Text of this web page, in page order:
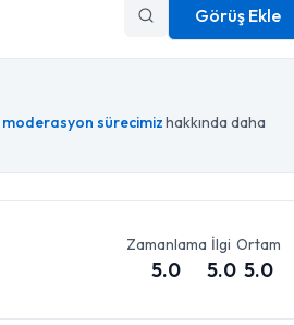
Görüş Ekle
moderasyon sürecimizhakkında daha
Zamanlama
5.0
İlgi
5.0
Ortam
5.0